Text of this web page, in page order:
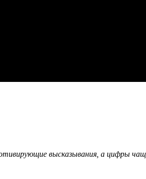
высказывания, а цифры